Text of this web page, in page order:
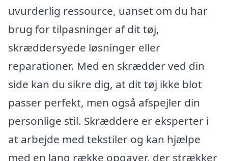
uvurderlig ressource, uanset om du har
brug for tilpasninger af dit tøj,
skræddersyede løsninger eller
reparationer. Med en skrædder ved din
side kan du sikre dig, at dit tøj ikke blot
passer perfekt, men også afspejler din
personlige stil. Skræddere er eksperter i
at arbejde med tekstiler og kan hjælpe
med en lang række opgaver, der strækker